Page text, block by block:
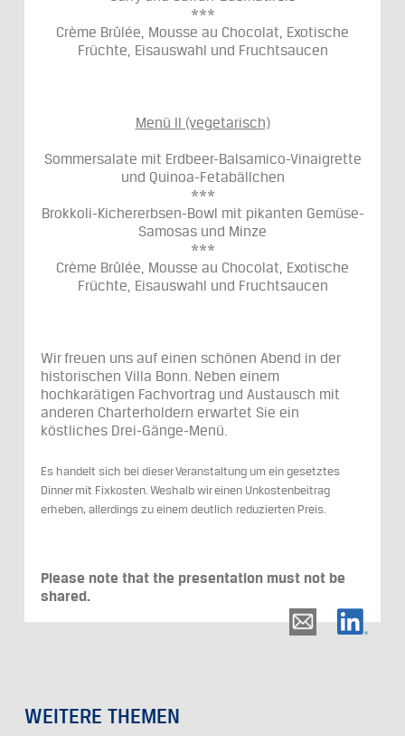
***
Crème Brûlée, Mousse au Chocolat, Exotische
Früchte, Eisauswahl und Fruchtsaucen
Menü II (vegetarisch)
Sommersalate mit Erdbeer-Balsamico-Vinaigrette
und Quinoa-Fetabällchen
***
Brokkoli-Kichererbsen-Bowl mit pikanten Gemüse-
Samosas und Minze
***
Crème Brûlée, Mousse au Chocolat, Exotische
Früchte, Eisauswahl und Fruchtsaucen
Wir freuen uns auf einen schönen Abend in der
historischen Villa Bonn. Neben einem
hochkarätigen Fachvortrag und Austausch mit
anderen Charterholdern erwartet Sie ein
köstliches Drei-Gänge-Menü.
Es handelt sich bei dieser Veranstaltung um ein gesetztes
Dinner mit Fixkosten. Weshalb wir einen Unkostenbeitrag
erheben, allerdings zu einem deutlich reduzierten Preis.
Please note that the presentation must not be
shared.
WEITERE THEMEN